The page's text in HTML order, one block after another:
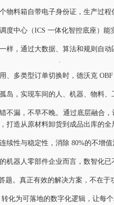
物料箱自带电子身份证，生产过
度中心（ICS 一体化智控底座）能
样，通过大数据、算法和规则自
、多类型订单切换时，德沃克
岛，实现车间的人、机器、物料
不漏，不早不晚。通过底层融合
打造从原材料卸货到成品出库的全
续性与稳定性，消除 80%的不增值
机器人零部件企业而言，数智化已
题。真正有效的解决方案，不在于
化为可落地的数字化逻辑，让每